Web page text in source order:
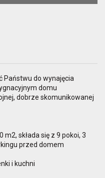
Państwu do wynajęcia
domu
dobrze skomunikowanej
składa się z 9 pokoi, 3
przed domem
i kuchni